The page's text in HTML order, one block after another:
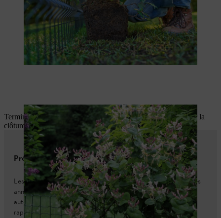
Terminé ! Les plantes à vrilles peuvent maintenant grimper sur la
clôture et former un brise-vue.
Préparation à l'hiver
Les clôtures à mailles serrées recouvertes de plantes grimpantes
annuelles doivent être débarrassées des pousses sèches en
automne. Vous pouvez le faire manuellement ou encore plus
rapidement avec un râteau à feuilles.